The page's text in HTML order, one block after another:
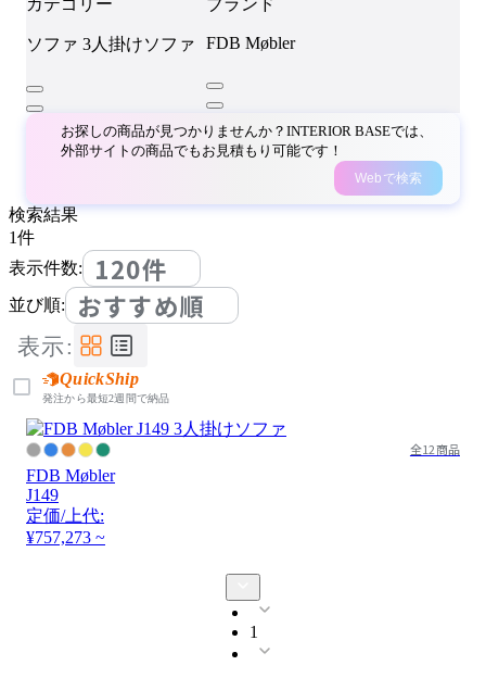
カテゴリー
ソファ 3人掛けソファ
ブランド
FDB Møbler
お探しの商品が見つかりませんか？INTERIOR BASEでは、
外部サイトの商品でもお見積もり可能です！
Webで検索
検索結果
1件
表示件数:
120件
並び順: おすすめ順
表示:
QuickShip
発注から最短2週間で納品
全12商品
FDB Møbler
J149
定価/上代:
¥757,273 ~
1